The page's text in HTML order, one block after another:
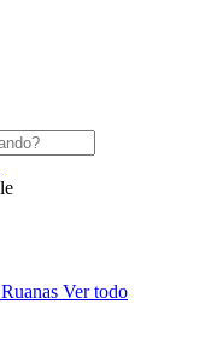
Ruanas Ver todo